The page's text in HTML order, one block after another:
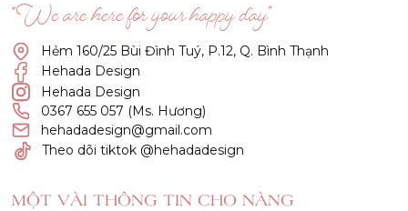
“We are here for your happy day”
Hẻm 160/25 Bùi Đình Tuý, P.12, Q. Bình Thạnh
Hehada Design
Hehada Design
0367 655 057 (Ms. Hương)
hehadadesign@gmail.com
Theo dõi tiktok @hehadadesign
MỘT VÀI THÔNG TIN CHO NÀNG